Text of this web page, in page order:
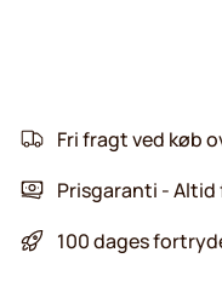
Fri fragt ved køb
Prisgaranti - Altid
100 dages